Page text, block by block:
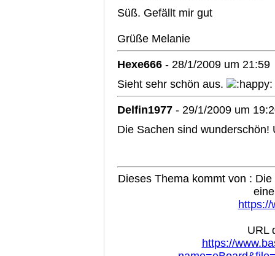
Süß. Gefällt mir gut
Grüße Melanie
Hexe666 - 28/1/2009 um 21:59
Sieht sehr schön aus.
Delfin1977 - 29/1/2009 um
Die Sachen sind wunderschön!
Dieses Thema kommt von :
https://
URL
https://